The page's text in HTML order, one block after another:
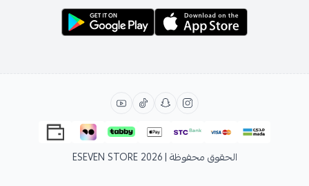
الحقوق محفوظة | 2026 ESEVEN STORE